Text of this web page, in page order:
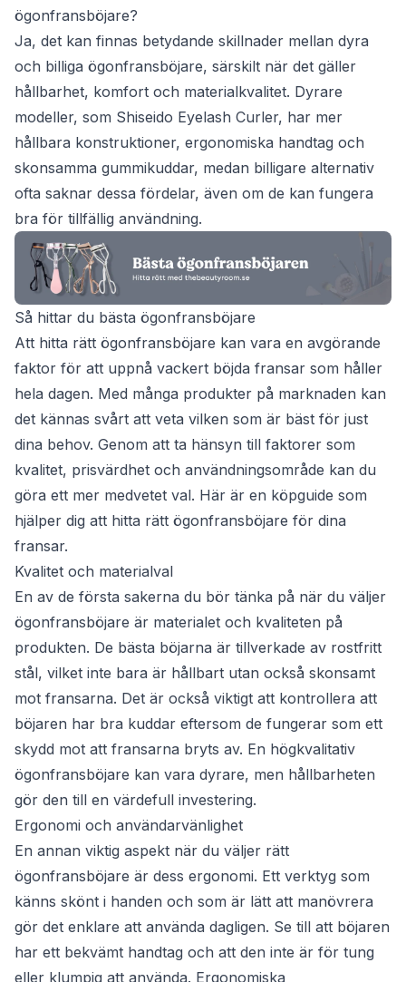
ögonfransböjare?
Ja, det kan finnas betydande skillnader mellan dyra
och billiga ögonfransböjare, särskilt när det gäller
hållbarhet, komfort och materialkvalitet. Dyrare
modeller, som Shiseido Eyelash Curler, har mer
hållbara konstruktioner, ergonomiska handtag och
skonsamma gummikuddar, medan billigare alternativ
ofta saknar dessa fördelar, även om de kan fungera
bra för tillfällig användning.
Så hittar du bästa ögonfransböjare
Att hitta rätt ögonfransböjare kan vara en avgörande
faktor för att uppnå vackert böjda fransar som håller
hela dagen. Med många produkter på marknaden kan
det kännas svårt att veta vilken som är bäst för just
dina behov. Genom att ta hänsyn till faktorer som
kvalitet, prisvärdhet och användningsområde kan du
göra ett mer medvetet val. Här är en köpguide som
hjälper dig att hitta rätt ögonfransböjare för dina
fransar.
Kvalitet och materialval
En av de första sakerna du bör tänka på när du väljer
ögonfransböjare är materialet och kvaliteten på
produkten. De bästa böjarna är tillverkade av rostfritt
stål, vilket inte bara är hållbart utan också skonsamt
mot fransarna. Det är också viktigt att kontrollera att
böjaren har bra kuddar eftersom de fungerar som ett
skydd mot att fransarna bryts av. En högkvalitativ
ögonfransböjare kan vara dyrare, men hållbarheten
gör den till en värdefull investering.
Ergonomi och användarvänlighet
En annan viktig aspekt när du väljer rätt
ögonfransböjare är dess ergonomi. Ett verktyg som
känns skönt i handen och som är lätt att manövrera
gör det enklare att använda dagligen. Se till att böjaren
har ett bekvämt handtag och att den inte är för tung
eller klumpig att använda. Ergonomiska